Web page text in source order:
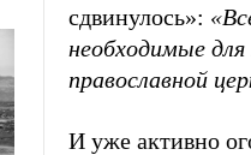
сдвинулось»:
необходимые
православной
И уже активно